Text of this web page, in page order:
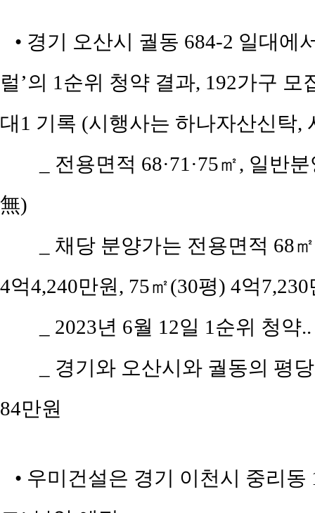
• 경기 오산시 궐동 684-2 일대에
럴’의 1순위 청약 결과, 192가구
대1 기록 (시행사는 하나자산신탁,
_ 전용면적 68·71·75㎡, 일반
無)
_ 채당 분양가는 전용면적 68
4억4,240만원, 75㎡(30평) 4억
_ 2023년 6월 12일 1순위 청
_ 경기와 오산시와 궐동의 평
84만원
• 우미건설은 경기 이천시 중리동